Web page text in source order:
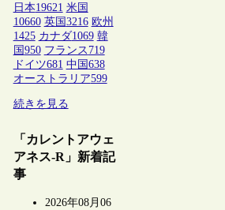
日本19621 米国
10660 英国3216 欧州
1425 カナダ1069 韓
国950 フランス 719
ドイツ681 中国638
オーストラリア599
続きを見る
「カレントアウェ
アネス-R」新着記
事
2026年08月06